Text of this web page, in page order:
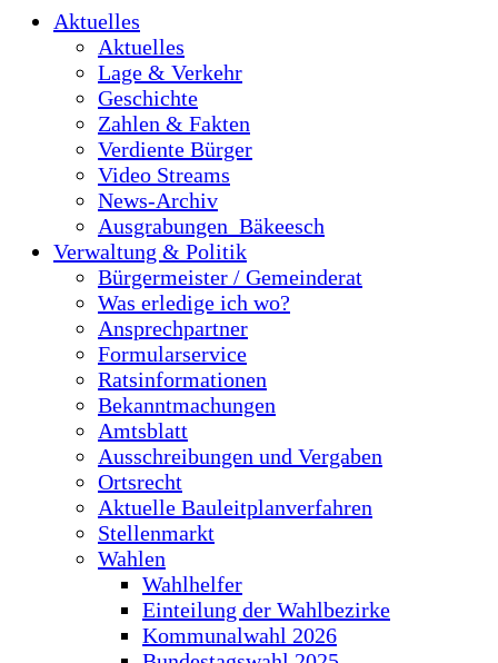
Aktuelles
Aktuelles
Lage & Verkehr
Geschichte
Zahlen & Fakten
Verdiente Bürger
Video Streams
News-Archiv
Ausgrabungen_Bäkeesch
Verwaltung & Politik
Bürgermeister / Gemeinderat
Was erledige ich wo?
Ansprechpartner
Formularservice
Ratsinformationen
Bekanntmachungen
Amtsblatt
Ausschreibungen und Vergaben
Ortsrecht
Aktuelle Bauleitplanverfahren
Stellenmarkt
Wahlen
Wahlhelfer
Einteilung der Wahlbezirke
Kommunalwahl 2026